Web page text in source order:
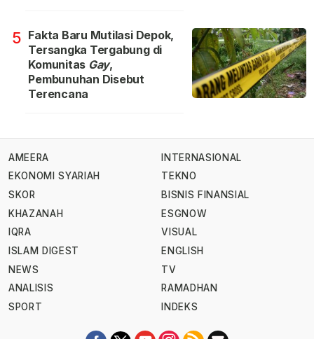
5 Fakta Baru Mutilasi Depok,
Tersangka Tergabung di
Komunitas Gay,
Pembunuhan Disebut
Terencana
AMEERA
EKONOMI SYARIAH
SKOR
KHAZANAH
IQRA
ISLAM DIGEST
NEWS
ANALISIS
SPORT
INTERNASIONAL
TEKNO
BISNIS FINANSIAL
ESGNOW
VISUAL
ENGLISH
TV
RAMADHAN
INDEKS